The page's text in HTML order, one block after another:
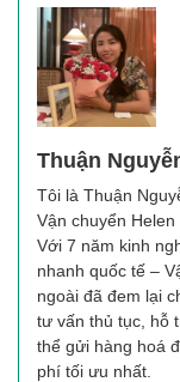
Thuận
Tôi là Thuận
Vận chuyển Helen
Với 7 năm kinh
nhanh quốc tế –
ngoài đã đem lại
tư vấn thủ tục, hỗ
thể gửi hàng hoá
phí tối ưu nhất.